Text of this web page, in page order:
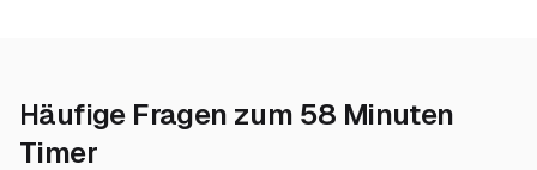
Häufige Fragen zum 58 Minuten
Timer